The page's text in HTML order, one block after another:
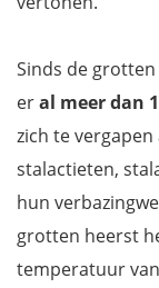
Sinds de
eral meer dan
zich te
stalactieten,
hun
grotten heerst
temperatuur